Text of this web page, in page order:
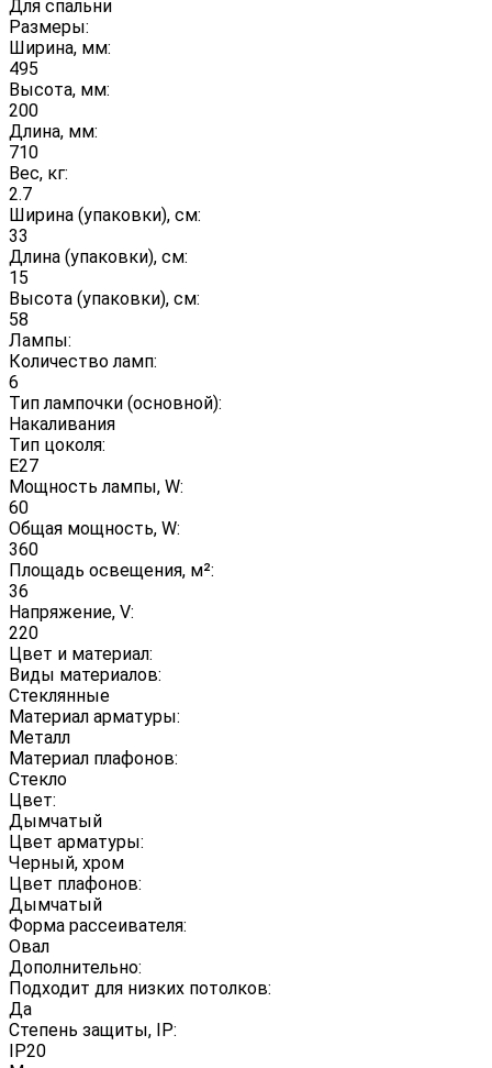
Для спальни
Размеры:
Ширина, мм:
495
Высота, мм:
200
Длина, мм:
710
Вес, кг:
2.7
Ширина (упаковки), см:
33
Длина (упаковки), см:
15
Высота (упаковки), см:
58
Лампы:
Количество ламп:
6
Тип лампочки (основной):
Накаливания
Тип цоколя:
E27
Мощность лампы, W:
60
Общая мощность, W:
360
Площадь освещения, м²:
36
Напряжение, V:
220
Цвет и материал:
Виды материалов:
Стеклянные
Материал арматуры:
Металл
Материал плафонов:
Стекло
Цвет:
Дымчатый
Цвет арматуры:
Черный, хром
Цвет плафонов:
Дымчатый
Форма рассеивателя:
Овал
Дополнительно:
Подходит для низких потолков:
Да
Степень защиты, IP:
IP20